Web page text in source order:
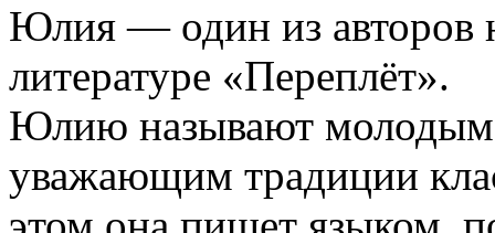
Юлия — один из авторов
литературе «Переплёт».
Юлию называют молодым
уважающим традиции